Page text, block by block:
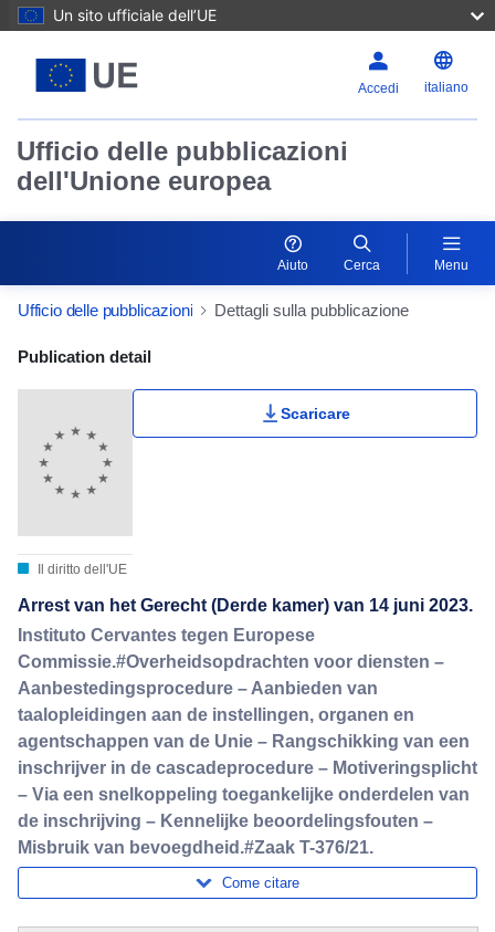
Un sito ufficiale dell’UE
Accedi italiano
Ufficio delle pubblicazioni
dell'Unione europea
Aiuto Cerca Menu
Ufficio delle pubblicazioni Dettagli sulla pubblicazione
Publication Detail Actions Portlet
Publication detail
Il diritto dell'UE
Scaricare
Arrest van het Gerecht (Derde kamer) van 14 juni 2023.
Instituto Cervantes tegen Europese
Commissie.#Overheidsopdrachten voor diensten –
Aanbestedingsprocedure – Aanbieden van
taalopleidingen aan de instellingen, organen en
agentschappen van de Unie – Rangschikking van een
inschrijver in de cascadeprocedure – Motiveringsplicht
– Via een snelkoppeling toegankelijke onderdelen van
de inschrijving – Kennelijke beoordelingsfouten –
Misbruik van bevoegdheid.#Zaak T-376/21.
Come citare